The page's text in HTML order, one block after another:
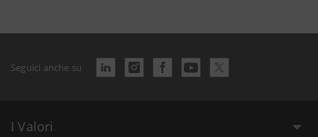
Seguici anche su
I Valori